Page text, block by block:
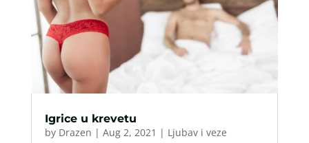
Igrice u krevetu
by Drazen | Aug 2, 2021 | Ljubav i veze